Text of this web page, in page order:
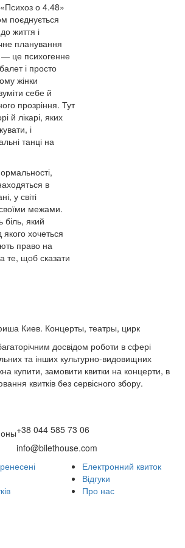
о 4.48»
поєднується
життя і
планування
— це психогенне
і просто
жінки
себе й
прозріння. Тут
й лікарі, яких
і
танці на
в
у світі
межами.
біль, який
якого хочеться
право на
те, щоб сказати
досвідом роботи в сфері
та інших культурно-видовищних
купити, замовити квитки на концерти, в
квитків без сервісного збору.
+38 044 585 73 06
info@bilethouse.com
Електронний квиток
Відгуки
Про нас